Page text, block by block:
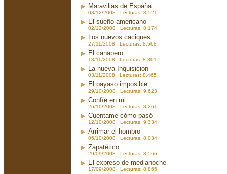
Maravillas de España
03/12/2008 Lecturas: 8.521
El sueño americano
02/12/2008 Lecturas: 8.174
Los nuevos caciques
27/11/2008 Lecturas: 8.568
El canapero
13/11/2008 Lecturas: 8.801
La nueva Inquisición
03/11/2008 Lecturas: 8.465
El payaso imposible
29/10/2008 Lecturas: 9.623
Confíe en mi
26/10/2008 Lecturas: 8.261
Cuéntame cómo pasó
12/10/2008 Lecturas: 9.334
Arrimar el hombro
06/10/2008 Lecturas: 8.034
Zapatético
29/09/2008 Lecturas: 8.566
El expreso de medianoche
17/09/2008 Lecturas: 8.865